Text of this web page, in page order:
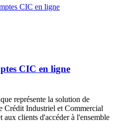
CIC en ligne
représente la solution de
Crédit Industriel et Commercial
clients d'accéder à l'ensemble